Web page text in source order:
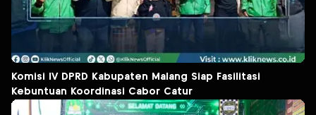
Komisi IV DPRD Kabupaten Malang Siap Fasilitasi
Kebuntuan Koordinasi Cabor Catur